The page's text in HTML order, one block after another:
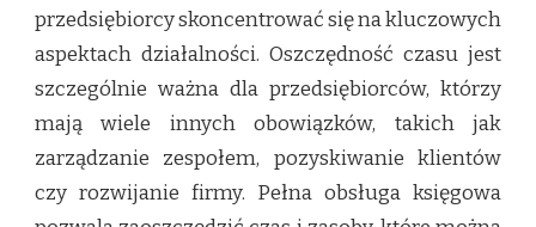
przedsiębiorcy skoncentrować się na kluczowych
aspektach działalności. Oszczędność czasu jest
szczególnie ważna dla przedsiębiorców, którzy
mają wiele innych obowiązków, takich jak
zarządzanie zespołem, pozyskiwanie klientów
czy rozwijanie firmy. Pełna obsługa księgowa